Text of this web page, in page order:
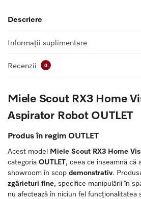
Descriere
Informații suplimentare
Recenzii 0
Miele Scout RX3 Home
Aspirator Robot OUTLET
Produs în regim OUTLET
Acest model Miele Scout RX3 Home
categoria OUTLET, ceea ce înseamnă că
showroom în scop demonstrativ.
zgârieturi fine, specifice manipulării în
nu afectează în niciun fel funcționalitatea